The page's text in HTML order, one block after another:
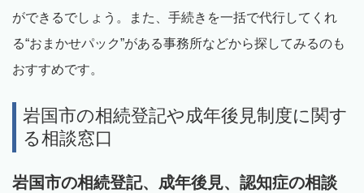
ができるでしょう。また、手続きを一括で代行してくれ
る“おまかせパック”がある事務所などから探してみるのも
おすすめです。
岩国市の相続登記や成年後見制度に関す
る相談窓口
岩国市の相続登記、成年後見、認知症の相談